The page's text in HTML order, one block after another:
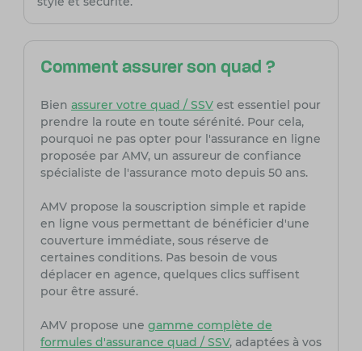
Comment assurer son quad ?
Bien assurer votre quad / SSVest essentiel pour
prendre la route en toute sérénité. Pour cela,
pourquoi ne pas opter pour l'assurance en ligne
proposée par AMV, un assureur de confiance
spécialiste de l'assurance moto depuis 50 ans.
AMV propose la souscription simple et rapide
en ligne vous permettant de bénéficier d'une
couverture immédiate, sous réserve de
certaines conditions. Pas besoin de vous
déplacer en agence, quelques clics suffisent
pour être assuré.
AMV propose une gamme complète de
formules d'assurance quad / SSV, adaptées à vos